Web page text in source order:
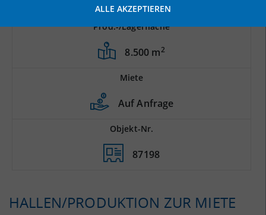
Prod.-/Lagerfläche
8.500 m2
Miete
Auf Anfrage
Objekt-Nr.
87198
HALLEN/PRODUKTION ZUR MIETE
ALLE AKZEPTIEREN